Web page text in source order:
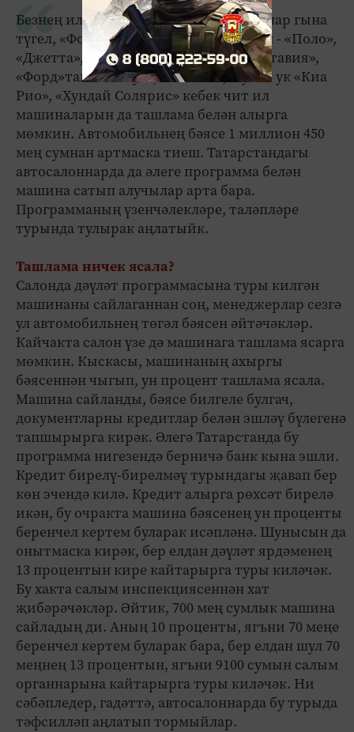
Безнең илдә җитештерелгән машиналар гына
түгел, «Фольксваген» модельләреннән - «Поло»,
«Джетта», «Шкода»дан - «Рапид», «Октавия»,
«Форд»тан - «Фокус», «Фиеста», шулай ук «Киа
Рио», «Хундай Солярис» кебек чит ил
машиналарын да ташлама белән алырга
мөмкин. Автомобильнең бәясе 1 миллион 450
мең сумнан артмаска тиеш. Татарстандагы
автосалоннарда да әлеге программа белән
машина сатып алучылар арта бара.
Программаның үзенчәлекләре, таләпләре
турында тулырак аңлатыйк.
Ташлама ничек ясала?
Салонда дәүләт программасына туры килгән
машинаны сайлаганнан соң, менеджерлар сезгә
ул автомобильнең төгәл бәясен әйтәчәкләр.
Кайчакта салон үзе дә машинага ташлама ясарга
мөмкин. Кыскасы, машинаның ахыргы
бәясеннән чыгып, ун процент ташлама ясала.
Машина сайланды, бәясе билгеле булгач,
документларны кредитлар белән эшләү бүлегенә
тапшырырга кирәк. Әлегә Татарстанда бу
программа нигезендә берничә банк кына эшли.
Кредит бирелү-бирелмәү турындагы җавап бер
көн эчендә килә. Кредит алырга рөхсәт бирелә
икән, бу очракта машина бәясенең ун проценты
беренчел кертем буларак исәпләнә. Шунысын да
онытмаска кирәк, бер елдан дәүләт ярдәменең
13 процентын кире кайтарырга туры киләчәк.
Бу хакта салым инспекциясеннән хат
җибәрәчәкләр. Әйтик, 700 мең сумлык машина
сайладың ди. Аның 10 проценты, ягъни 70 меңе
беренчел кертем буларак бара, бер елдан шул 70
меңнең 13 процентын, ягъни 9100 сумын салым
органнарына кайтарырга туры киләчәк. Ни
сәбәпледер, гадәттә, автосалоннарда бу турыда
тәфсилләп аңлатып тормыйлар.